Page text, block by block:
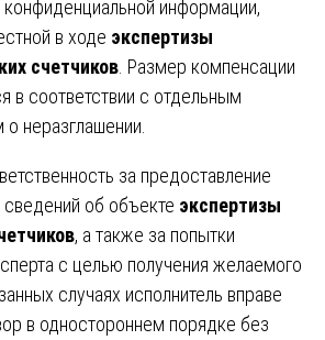
конфиденциальной информации,
в ходе экспертизы
счетчиков . Размер компенсации
в соответствии с отдельным
неразглашении.
за предоставление
об объекте экспертизы
, а также за попытки
с целью получения желаемого
случаях исполнитель вправе
в одностороннем порядке без